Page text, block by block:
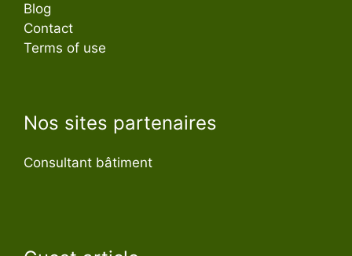
Blog
Contact
Terms of use
Nos sites partenaires
Consultant bâtiment